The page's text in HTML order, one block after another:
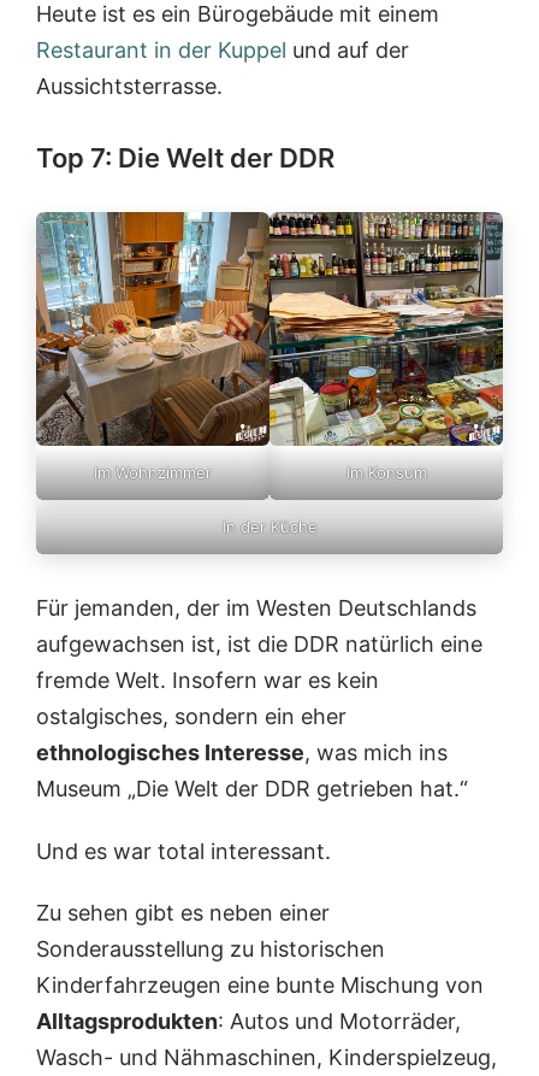
Heute ist es ein Bürogebäude mit einem
Restaurant in der Kuppel und auf der
Aussichtsterrasse.
Top 7: Die Welt der DDR
Im Wohnzimmer Im Konsum
In der Küche
Für jemanden, der im Westen Deutschlands
aufgewachsen ist, ist die DDR natürlich eine
fremde Welt. Insofern war es kein
ostalgisches, sondern ein eher
ethnologisches Interesse, was mich ins
Museum „Die Welt der DDR getrieben hat.“
Und es war total interessant.
Zu sehen gibt es neben einer
Sonderausstellung zu historischen
Kinderfahrzeugen eine bunte Mischung von
Alltagsprodukten: Autos und Motorräder,
Wasch- und Nähmaschinen, Kinderspielzeug,